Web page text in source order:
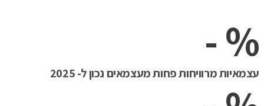
-
מרוויחות פחות מעצמאים נכון ל- 2025